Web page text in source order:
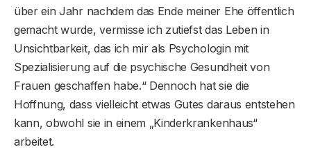
über ein Jahr nachdem das Ende meiner Ehe öffentlich
gemacht wurde, vermisse ich zutiefst das Leben in
Unsichtbarkeit, das ich mir als Psychologin mit
Spezialisierung auf die psychische Gesundheit von
Frauen geschaffen habe.“ Dennoch hat sie die
Hoffnung, dass vielleicht etwas Gutes daraus entstehen
kann, obwohl sie in einem „Kinderkrankenhaus“
arbeitet.